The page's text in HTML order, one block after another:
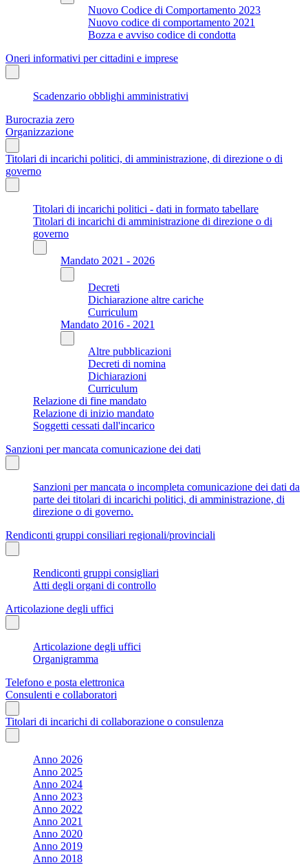
Nuovo Codice di Comportamento 2023
Nuovo codice di comportamento 2021
Bozza e avviso codice di condotta
Oneri informativi per cittadini e imprese
Scadenzario obblighi amministrativi
Burocrazia zero
Organizzazione
Titolari di incarichi politici, di amministrazione, di direzione o di
governo
Titolari di incarichi politici - dati in formato tabellare
Titolari di incarichi di amministrazione di direzione o di
governo
Mandato 2021 - 2026
Decreti
Dichiarazione altre cariche
Curriculum
Mandato 2016 - 2021
Altre pubblicazioni
Decreti di nomina
Dichiarazioni
Curriculum
Relazione di fine mandato
Relazione di inizio mandato
Soggetti cessati dall'incarico
Sanzioni per mancata comunicazione dei dati
Sanzioni per mancata o incompleta comunicazione dei dati da
parte dei titolari di incarichi politici, di amministrazione, di
direzione o di governo.
Rendiconti gruppi consiliari regionali/provinciali
Rendiconti gruppi consigliari
Atti degli organi di controllo
Articolazione degli uffici
Articolazione degli uffici
Organigramma
Telefono e posta elettronica
Consulenti e collaboratori
Titolari di incarichi di collaborazione o consulenza
Anno 2026
Anno 2025
Anno 2024
Anno 2023
Anno 2022
Anno 2021
Anno 2020
Anno 2019
Anno 2018